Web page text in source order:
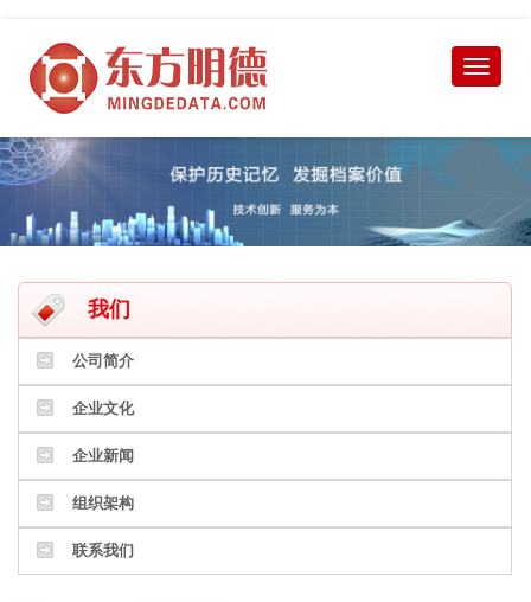
我们
公司简介
企业文化
企业新闻
组织架构
联系我们